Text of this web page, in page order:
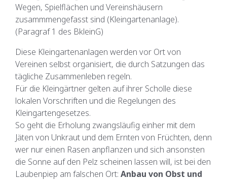
Wegen, Spielflächen und Vereinshäusern
zusammmengefasst sind (Kleingartenanlage).
(Paragraf 1 des BkleinG)
Diese Kleingartenanlagen werden vor Ort von
Vereinen selbst organisiert, die durch Satzungen das
tägliche Zusammenleben regeln.
Für die Kleingärtner gelten auf ihrer Scholle diese
lokalen Vorschriften und die Regelungen des
Kleingartengesetzes.
So geht die Erholung zwangsläufig einher mit dem
Jäten von Unkraut und dem Ernten von Früchten, denn
wer nur einen Rasen anpflanzen und sich ansonsten
die Sonne auf den Pelz scheinen lassen will, ist bei den
Laubenpiep am falschen Ort: Anbau von Obst und